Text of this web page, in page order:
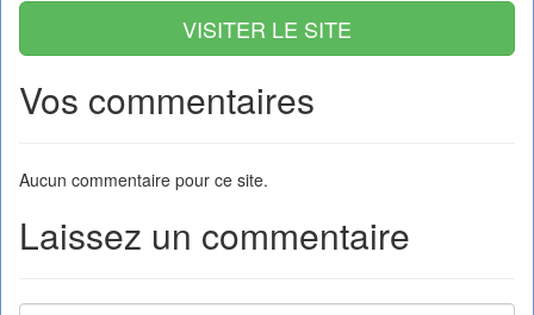
VISITER LE SITE
Vos commentaires
Aucun commentaire pour ce site.
Laissez un commentaire